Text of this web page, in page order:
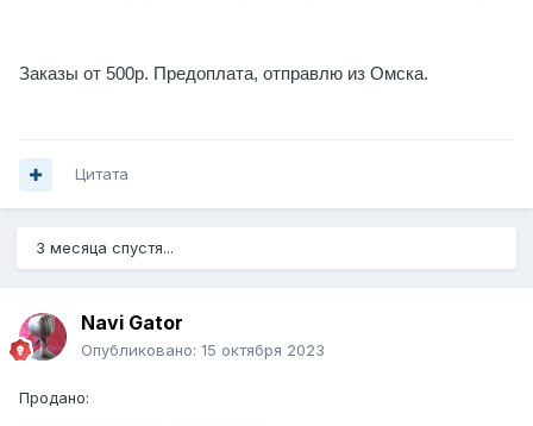
Заказы от 500р. Предоплата, отправлю из Омска.
Цитата
3 месяца спустя...
Navi Gator
Опубликовано: 15 октября 2023
Продано: